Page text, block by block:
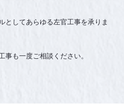
としてあらゆる左官工事を承りま
事も一度ご相談ください。